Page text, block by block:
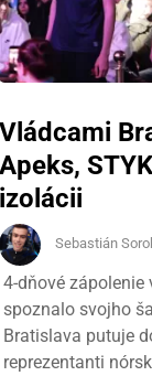
Vládcami
Apeks,
izolácii
Sebastián
4-dňové zápolenie
spoznalo svojho
Bratislava putuje
reprezentanti